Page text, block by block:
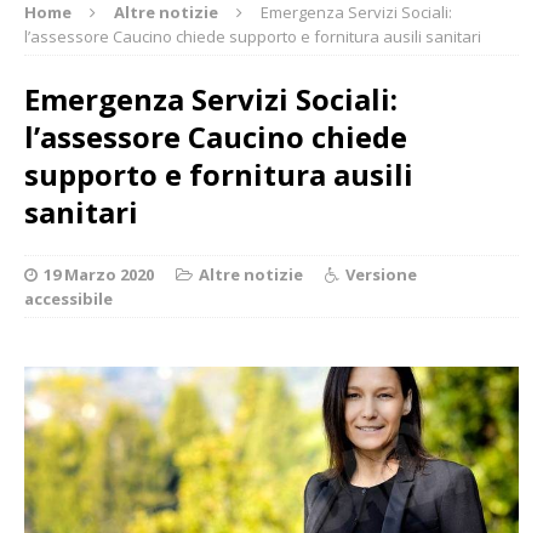
Home Altre notizie
Emergenza Servizi Sociali:
l’assessore Caucino chiede supporto e fornitura ausili sanitari
Emergenza Servizi Sociali:
l’assessore Caucino chiede
supporto e fornitura ausili
sanitari
19 Marzo 2020 Altre notizie
Versione
accessibile